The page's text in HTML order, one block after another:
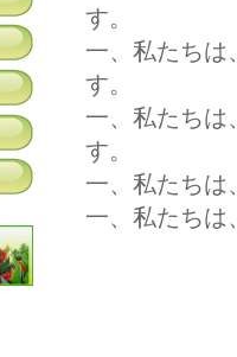
す。
一、私たちは
す。
一、私たちは
す。
一、私たちは
一、私たちは